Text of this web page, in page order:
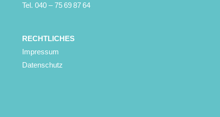
Tel. 040 – 75 69 87 64
RECHTLICHES
Impressum
Datenschutz